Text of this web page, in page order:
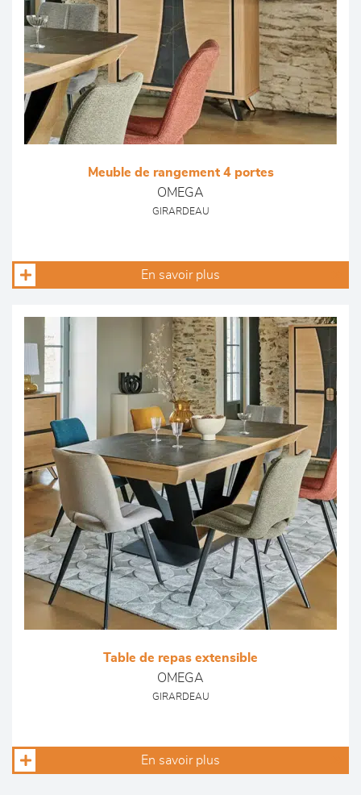
Meuble de rangement 4 portes
OMEGA
GIRARDEAU
En savoir plus
Table de repas extensible
OMEGA
GIRARDEAU
En savoir plus